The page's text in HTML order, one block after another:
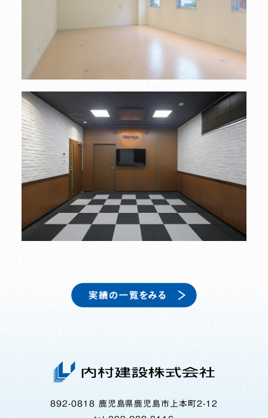
892-0818 鹿児島県鹿児島市上本町2-12